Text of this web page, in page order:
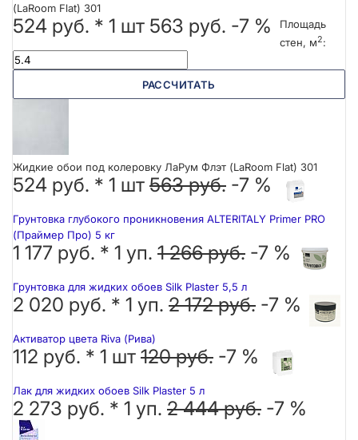
(LaRoom Flat) 301
524 руб. * 1 шт 563 руб. -7 %
Площадь
стен, м2:
РАССЧИТАТЬ
Жидкие обои под колеровку ЛаРум Флэт (LaRoom Flat) 301
524 руб. * 1 шт 563 руб. -7 %
Грунтовка глубокого проникновения ALTERITALY Primer PRO
(Праймер Про) 5 кг
1 177 руб. * 1 уп. 1 266 руб. -7 %
Грунтовка для жидких обоев Silk Plaster 5,5 л
2 020 руб. * 1 уп. 2 172 руб. -7 %
Активатор цвета Riva (Рива)
112 руб. * 1 шт 120 руб. -7 %
Лак для жидких обоев Silk Plaster 5 л
2 273 руб. * 1 уп. 2 444 руб. -7 %